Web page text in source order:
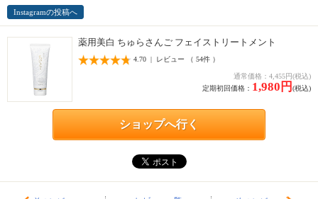
Instagramの投稿へ
薬用美白 ちゅらさんご フェイストリートメント
4.70 | レビュー （ 54件 ）
通常価格：4,455円(税込)
定期初回価格： 1,980円 (税込)
ショップへ行く